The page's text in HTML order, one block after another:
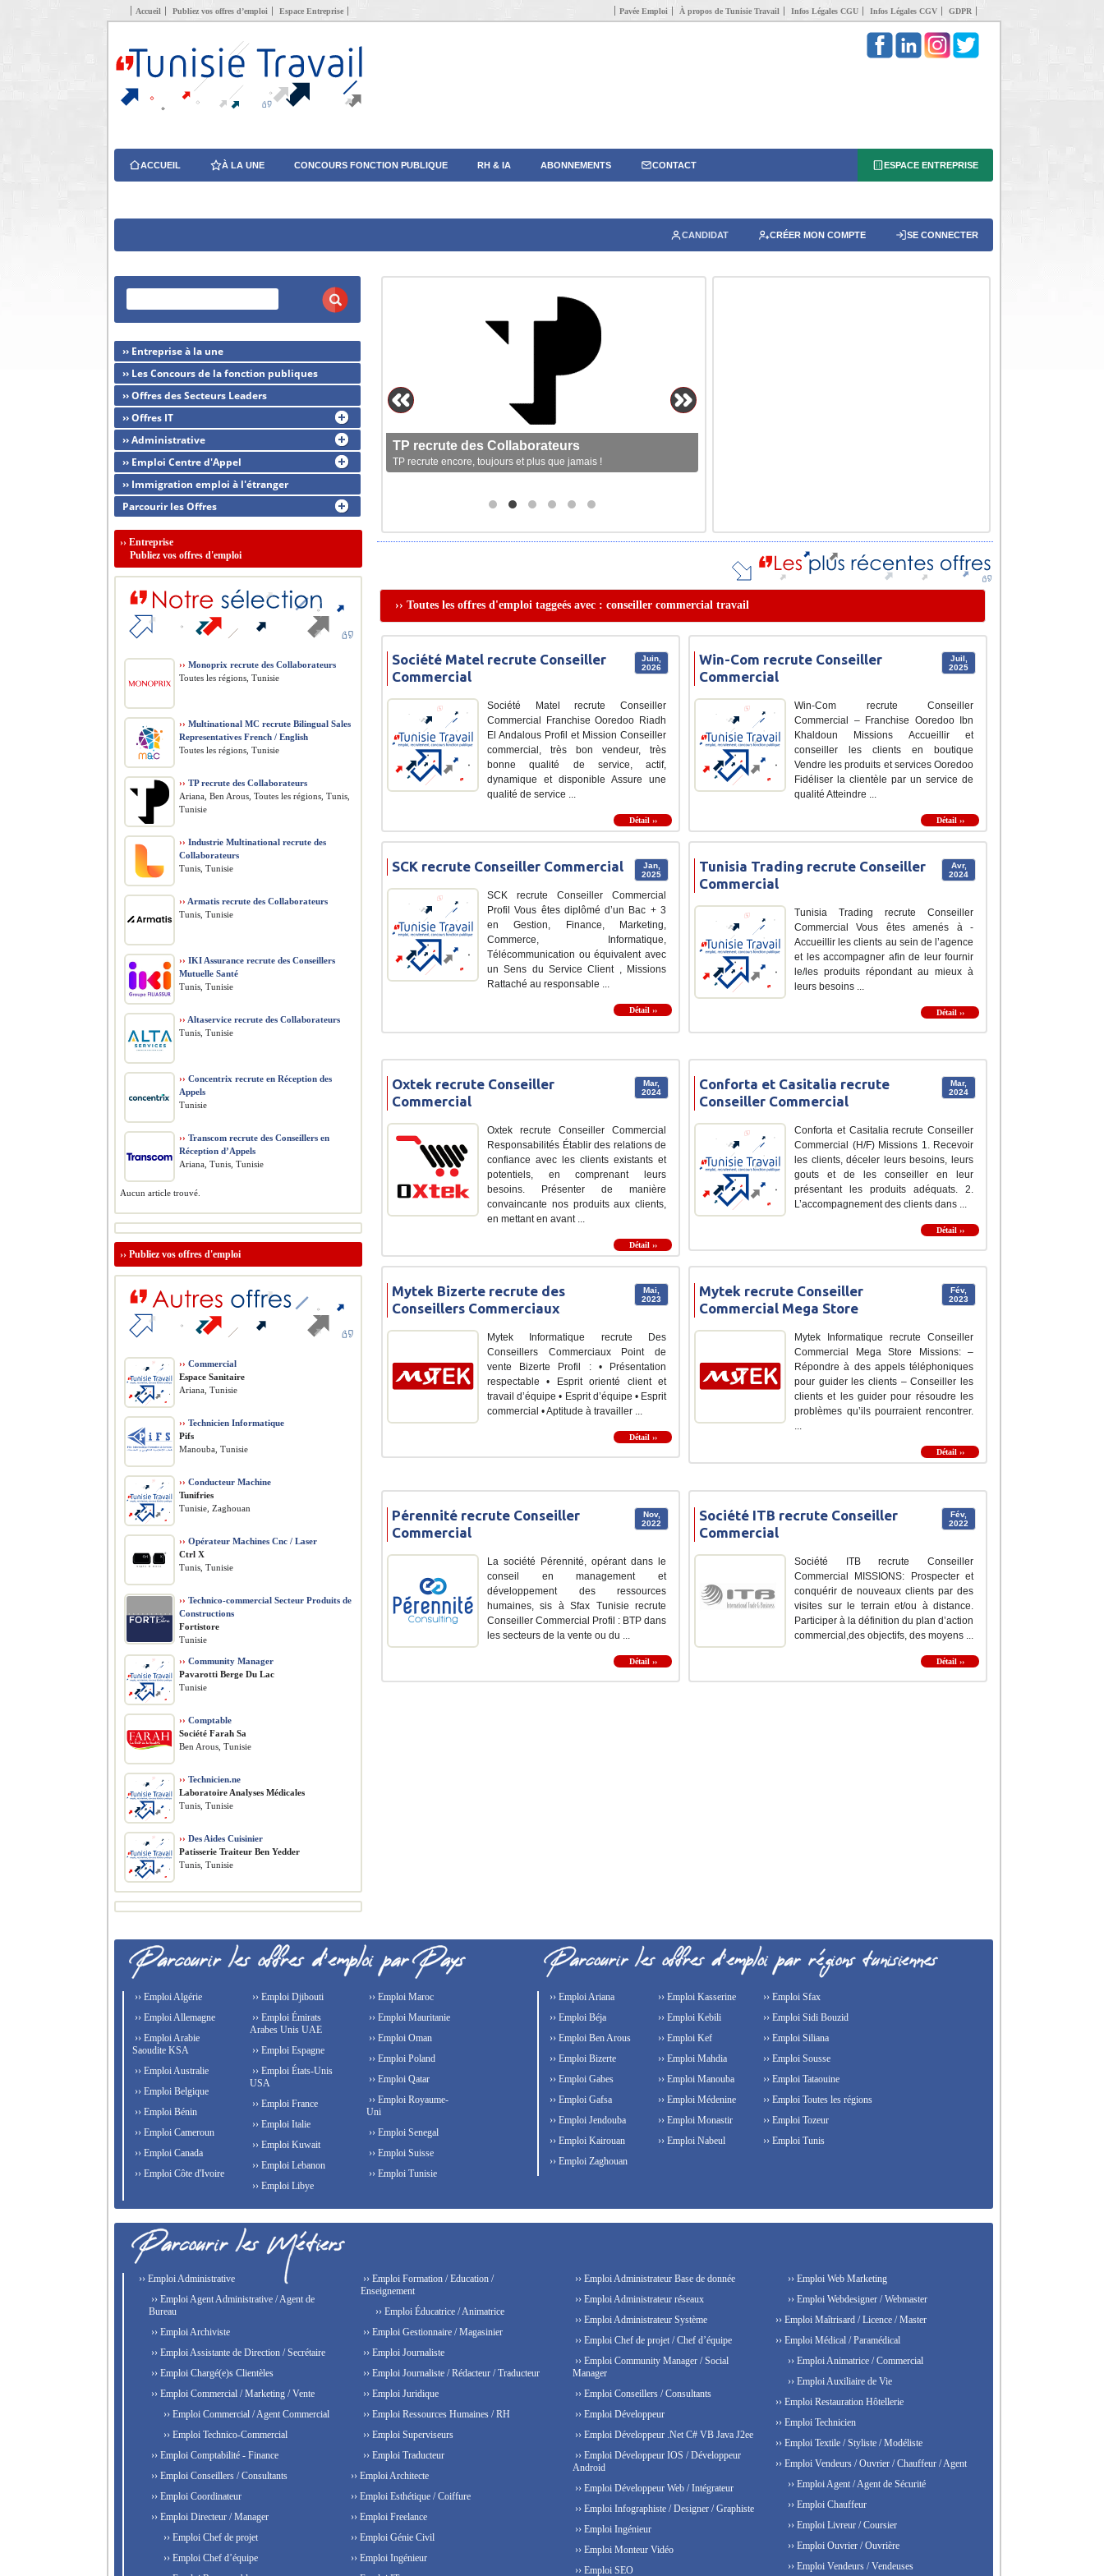
Accueil Publiez vos offres d’emploi Espace Entreprise Pavée Emploi À propos de Tunisie Travail Infos Légales CGU Infos Légales CGV GDPR
ACCUEIL À LA UNE CONCOURS FONCTION PUBLIQUE RH & IA ABONNEMENTS CONTACT ESPACE ENTREPRISE
CANDIDAT CRÉER MON COMPTE SE CONNECTER
TP recrute des Collaborateurs
TP recrute encore, toujours et plus que jamais !
›› Toutes les offres d'emploi taggeés avec : conseiller commercial travail
Juin,
2026
Société Matel recrute Conseiller
Commercial
Société Matel recrute Conseiller
Commercial Franchise Ooredoo Riadh
El Andalous Profil et Mission Conseiller
commercial, très bon vendeur, très
bonne qualité de service, actif,
dynamique et disponible Assure une
qualité de service ...
Détail ››
Juil,
2025
Win-Com recrute Conseiller
Commercial
Win-Com recrute Conseiller
Commercial – Franchise Ooredoo Ibn
Khaldoun Missions Accueillir et
conseiller les clients en boutique
Vendre les produits et services Ooredoo
Fidéliser la clientèle par un service de
qualité Atteindre ...
Détail ››
Jan,
2025
SCK recrute Conseiller Commercial
SCK recrute Conseiller Commercial
Profil Vous êtes diplômé d’un Bac + 3
en Gestion, Finance, Marketing,
Commerce, Informatique,
Télécommunication ou équivalent avec
un Sens du Service Client , Missions
Rattaché au responsable ...
Détail ››
Avr,
2024
Tunisia Trading recrute Conseiller
Commercial
Tunisia Trading recrute Conseiller
Commercial Vous êtes amenés à -
Accueillir les clients au sein de l’agence
et les accompagner afin de leur fournir
le/les produits répondant au mieux à
leurs besoins ...
Détail ››
Mar,
2024
Oxtek recrute Conseiller
Commercial
Oxtek recrute Conseiller Commercial
Responsabilités Établir des relations de
confiance avec les clients existants et
potentiels, en comprenant leurs
besoins. Présenter de manière
convaincante nos produits aux clients,
en mettant en avant ...
Détail ››
Mar,
2024
Conforta et Casitalia recrute
Conseiller Commercial
Conforta et Casitalia recrute Conseiller
Commercial (H/F) Missions 1. Recevoir
les clients, déceler leurs besoins, leurs
gouts et de les conseiller en leur
présentant les produits adéquats. 2.
L’accompagnement des clients dans ...
Détail ››
Mai,
2023
Mytek Bizerte recrute des
Conseillers Commerciaux
Mytek Informatique recrute Des
Conseillers Commerciaux Point de
vente Bizerte Profil : • Présentation
respectable • Esprit orienté client et
travail d’équipe • Esprit d’équipe • Esprit
commercial • Aptitude à travailler ...
Détail ››
Fév,
2023
Mytek recrute Conseiller
Commercial Mega Store
Mytek Informatique recrute Conseiller
Commercial Mega Store Missions: –
Répondre à des appels téléphoniques
pour guider les clients – Conseiller les
clients et les guider pour résoudre les
problèmes qu’ils pourraient rencontrer.
...
Détail ››
Nov,
2022
Pérennité recrute Conseiller
Commercial
La société Pérennité, opérant dans le
conseil en management et
développement des ressources
humaines, sis à Sfax Tunisie recrute
Conseiller Commercial Profil : BTP dans
les secteurs de la vente ou du ...
Détail ››
Fév,
2022
Société ITB recrute Conseiller
Commercial
Société ITB recrute Conseiller
Commercial MISSIONS: Prospecter et
conquérir de nouveaux clients par des
visites sur le terrain et/ou à distance.
Participer à la définition du plan d’action
commercial,des objectifs, des moyens ...
Détail ››
›› Entreprise à la une
›› Les Concours de la fonction publiques
›› Offres des Secteurs Leaders
›› Offres IT
›› Administrative
›› Emploi Centre d'Appel
›› Immigration emploi à l'étranger
Parcourir les Offres
›› Entreprise
Publiez vos offres d'emploi
›› Monoprix recrute des Collaborateurs
Toutes les régions, Tunisie
›› Multinational MC recrute Bilingual Sales
Representatives French / English
Toutes les régions, Tunisie
›› TP recrute des Collaborateurs
Ariana, Ben Arous, Toutes les régions, Tunis,
Tunisie
›› Industrie Multinational recrute des
Collaborateurs
Tunis, Tunisie
›› Armatis recrute des Collaborateurs
Tunis, Tunisie
›› IKI Assurance recrute des Conseillers
Mutuelle Santé
Tunis, Tunisie
›› Altaservice recrute des Collaborateurs
Tunis, Tunisie
›› Concentrix recrute en Réception des
Appels
Tunisie
›› Transcom recrute des Conseillers en
Réception d’Appels
Ariana, Tunis, Tunisie
Aucun article trouvé.
›› Publiez vos offres d'emploi
›› Commercial
Espace Sanitaire
Ariana, Tunisie
›› Technicien Informatique
Pifs
Manouba, Tunisie
›› Conducteur Machine
Tunifries
Tunisie, Zaghouan
›› Opérateur Machines Cnc / Laser
Ctrl X
Tunis, Tunisie
›› Technico-commercial Secteur Produits de
Constructions
Fortistore
Tunisie
›› Community Manager
Pavarotti Berge Du Lac
Tunisie
›› Comptable
Société Farah Sa
Ben Arous, Tunisie
›› Technicien.ne
Laboratoire Analyses Médicales
Tunis, Tunisie
›› Des Aides Cuisinier
Patisserie Traiteur Ben Yedder
Tunis, Tunisie
›› Emploi Algérie
›› Emploi Allemagne
›› Emploi Arabie
Saoudite KSA
›› Emploi Australie
›› Emploi Belgique
›› Emploi Bénin
›› Emploi Cameroun
›› Emploi Canada
›› Emploi Côte d'Ivoire
›› Emploi Djibouti
›› Emploi Émirats
Arabes Unis UAE
›› Emploi Espagne
›› Emploi États-Unis
USA
›› Emploi France
›› Emploi Italie
›› Emploi Kuwait
›› Emploi Lebanon
›› Emploi Libye
›› Emploi Maroc
›› Emploi Mauritanie
›› Emploi Oman
›› Emploi Poland
›› Emploi Qatar
›› Emploi Royaume-
Uni
›› Emploi Senegal
›› Emploi Suisse
›› Emploi Tunisie
›› Emploi Ariana
›› Emploi Béja
›› Emploi Ben Arous
›› Emploi Bizerte
›› Emploi Gabes
›› Emploi Gafsa
›› Emploi Jendouba
›› Emploi Kairouan
›› Emploi Kasserine
›› Emploi Kebili
›› Emploi Kef
›› Emploi Mahdia
›› Emploi Manouba
›› Emploi Médenine
›› Emploi Monastir
›› Emploi Nabeul
›› Emploi Sfax
›› Emploi Sidi Bouzid
›› Emploi Siliana
›› Emploi Sousse
›› Emploi Tataouine
›› Emploi Toutes les régions
›› Emploi Tozeur
›› Emploi Tunis
›› Emploi Zaghouan
›› Emploi Administrative
›› Emploi Agent Administrative / Agent de
Bureau
›› Emploi Archiviste
›› Emploi Assistante de Direction / Secrétaire
›› Emploi Chargé(e)s Clientèles
›› Emploi Commercial / Marketing / Vente
›› Emploi Commercial / Agent Commercial
›› Emploi Technico-Commercial
›› Emploi Comptabilité - Finance
›› Emploi Conseillers / Consultants
›› Emploi Coordinateur
›› Emploi Directeur / Manager
›› Emploi Chef de projet
›› Emploi Chef d’équipe
›› Emploi Formation / Education /
Enseignement
›› Emploi Éducatrice / Animatrice
›› Emploi Gestionnaire / Magasinier
›› Emploi Journaliste
›› Emploi Journaliste / Rédacteur / Traducteur
›› Emploi Juridique
›› Emploi Ressources Humaines / RH
›› Emploi Superviseurs
›› Emploi Traducteur
›› Emploi Architecte
›› Emploi Esthétique / Coiffure
›› Emploi Freelance
›› Emploi Génie Civil
›› Emploi Ingénieur
›› Emploi Administrateur Base de donnée
›› Emploi Administrateur réseaux
›› Emploi Administrateur Système
›› Emploi Chef de projet / Chef d’équipe
›› Emploi Community Manager / Social
Manager
›› Emploi Conseillers / Consultants
›› Emploi Développeur
›› Emploi Développeur .Net C# VB Java J2ee
›› Emploi Développeur IOS / Développeur
Android
›› Emploi Développeur Web / Intégrateur
›› Emploi Infographiste / Designer / Graphiste
›› Emploi Ingénieur
›› Emploi Monteur Vidéo
›› Emploi SEO
›› Emploi Web Marketing
›› Emploi Webdesigner / Webmaster
›› Emploi Maîtrisard / Licence / Master
›› Emploi Médical / Paramédical
›› Emploi Animatrice / Commercial
›› Emploi Auxiliaire de Vie
›› Emploi Restauration Hôtellerie
›› Emploi Technicien
›› Emploi Textile / Styliste / Modéliste
›› Emploi Vendeurs / Ouvrier / Chauffeur / Agent
›› Emploi Agent / Agent de Sécurité
›› Emploi Chauffeur
›› Emploi Livreur / Coursier
›› Emploi Ouvrier / Ouvrière
›› Emploi Vendeurs / Vendeuses